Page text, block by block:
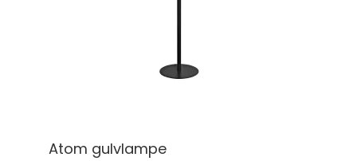
Atom gulvlampe